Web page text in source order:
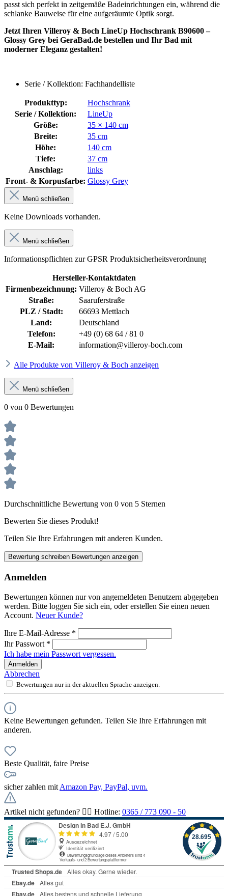
passt sich perfekt in zeitgemäße Badeinrichtungen ein, während die
schlanke Bauweise für eine aufgeräumte Optik sorgt.
Jetzt Ihren Villeroy & Boch LineUp Hochschrank B90600 –
Glossy Grey bei GeraBad.de bestellen und Ihr Bad mit
moderner Eleganz gestalten!
Serie / Kollektion: Fachhandelliste
Produkttyp:
Hochschrank
Serie / Kollektion:
LineUp
Größe:
35 × 140 cm
Breite:
35 cm
Höhe:
140 cm
Tiefe:
37 cm
Anschlag:
links
Front- & Korpusfarbe: Glossy Grey
Menü schließen
Keine Downloads vorhanden.
Menü schließen
Informationspflichten zur GPSR Produktsicherheitsverordnung
Hersteller-Kontaktdaten
Firmenbezeichnung: Villeroy & Boch AG
Straße:
Saaruferstraße
PLZ / Stadt:
66693 Mettlach
Land:
Deutschland
Telefon:
+49 (0) 68 64 / 81 0
E-Mail:
information@villeroy-boch.com
Alle Produkte von Villeroy & Boch anzeigen
Menü schließen
0 von 0 Bewertungen
Durchschnittliche Bewertung von 0 von 5 Sternen
Bewerten Sie dieses Produkt!
Teilen Sie Ihre Erfahrungen mit anderen Kunden.
Bewertung schreiben Bewertungen anzeigen
Anmelden
Bewertungen können nur von angemeldeten Benutzern abgegeben
werden. Bitte loggen Sie sich ein, oder erstellen Sie einen neuen
Account. Neuer Kunde?
Ihre E-Mail-Adresse *
Ihr Passwort *
Ich habe mein Passwort vergessen.
Anmelden
Abbrechen
Bewertungen nur in der aktuellen Sprache anzeigen.
Keine Bewertungen gefunden. Teilen Sie Ihre Erfahrungen mit
anderen.
Beste Qualität, faire Preise
sicher zahlen mit Amazon Pay, PayPal, uvm.
Artikel nicht gefunden? 👉🏻 Hotline: 0365 / 773 090 - 50